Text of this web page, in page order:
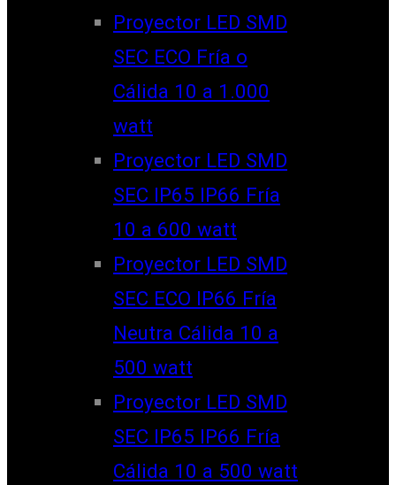
Proyector LED SMD
SEC ECO Fría o
Cálida 10 a 1.000
watt
Proyector LED SMD
SEC IP65 IP66 Fría
10 a 600 watt
Proyector LED SMD
SEC ECO IP66 Fría
Neutra Cálida 10 a
500 watt
Proyector LED SMD
SEC IP65 IP66 Fría
Cálida 10 a 500 watt